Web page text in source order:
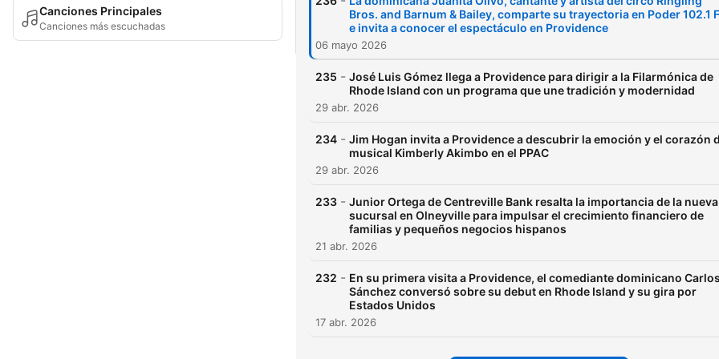
Canciones Principales
Canciones más escuchadas
Bros. and Barnum & Bailey, comparte su trayectoria en Poder 102.1
e invita a conocer el espectáculo en Providence
06 mayo 2026
235 - José Luis Gómez llega a Providence para dirigir a la Filarmónica de
Rhode Island con un programa que une tradición y modernidad
29 abr. 2026
234 - Jim Hogan invita a Providence a descubrir la emoción y el corazón
musical Kimberly Akimbo en el PPAC
29 abr. 2026
233 - Junior Ortega de Centreville Bank resalta la importancia de la nueva
sucursal en Olneyville para impulsar el crecimiento financiero de
familias y pequeños negocios hispanos
21 abr. 2026
232 - En su primera visita a Providence, el comediante dominicano Carlos
Sánchez conversó sobre su debut en Rhode Island y su gira por
Estados Unidos
17 abr. 2026